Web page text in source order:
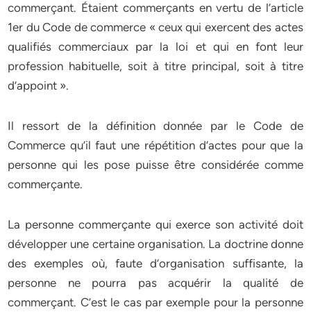
commerçant. Étaient commerçants en vertu de l’article
1er du Code de commerce « ceux qui exercent des actes
qualifiés commerciaux par la loi et qui en font leur
profession habituelle, soit à titre principal, soit à titre
d’appoint ».
Il ressort de la définition donnée par le Code de
Commerce qu’il faut une répétition d’actes pour que la
personne qui les pose puisse être considérée comme
commerçante.
La personne commerçante qui exerce son activité doit
développer une certaine organisation. La doctrine donne
des exemples où, faute d’organisation suffisante, la
personne ne pourra pas acquérir la qualité de
commerçant. C’est le cas par exemple pour la personne